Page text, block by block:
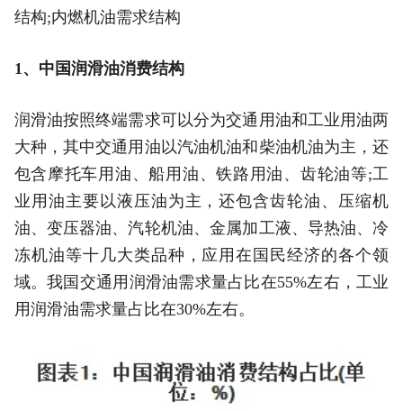
结构;内燃机油需求结构
1、中国润滑油消费结构
润滑油按照终端需求可以分为交通用油和工业用油两
大种，其中交通用油以汽油机油和柴油机油为主，还
包含摩托车用油、船用油、铁路用油、齿轮油等;工
业用油主要以液压油为主，还包含齿轮油、压缩机
油、变压器油、汽轮机油、金属加工液、导热油、冷
冻机油等十几大类品种，应用在国民经济的各个领
域。我国交通用润滑油需求量占比在55%左右，工业
用润滑油需求量占比在30%左右。